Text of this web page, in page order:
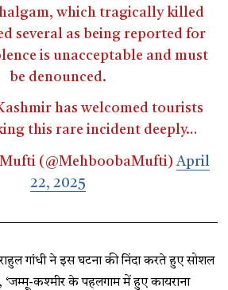
which tragically killed
several as being reported for
is unacceptable and must
be denounced.
has welcomed tourists
this rare incident deeply…
(@MehboobaMufti)April
22, 2025
गांधी ने इस घटना की निंदा करते हुए सोशल
‘जम्मू-कश्मीर के पहलगाम में हुए कायराना